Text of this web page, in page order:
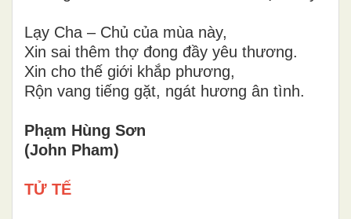
Lạy Cha – Chủ của mùa này,
Xin sai thêm thợ đong đầy yêu thương.
Xin cho thế giới khắp phương,
Rộn vang tiếng gặt, ngát hương ân tình.
Phạm Hùng Sơn
(John Pham)
TỬ TẾ